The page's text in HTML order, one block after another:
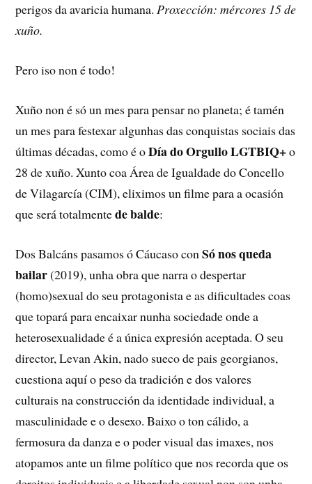
perigos da avaricia humana.Proxección: mércores 15 de
xuño.
Pero iso non é todo!
Xuño non é só un mes para pensar no planeta; é tamén
un mes para festexar algunhas das conquistas sociais das
últimas décadas, como é oDía do Orgullo LGTBIQ+o
28 de xuño. Xunto coa Área de Igualdade do Concello
de Vilagarcía (CIM), eliximos un filme para a ocasión
que será totalmentede balde:
Dos Balcáns pasamos ó Cáucaso conSó nos queda
bailar(2019), unha obra que narra o despertar
(homo)sexual do seu protagonista e as dificultades coas
que topará para encaixar nunha sociedade onde a
heterosexualidade é a única expresión aceptada. O seu
director, Levan Akin, nado sueco de pais georgianos,
cuestiona aquí o peso da tradición e dos valores
culturais na construcción da identidade individual, a
masculinidade e o desexo. Baixo o ton cálido, a
fermosura da danza e o poder visual das imaxes, nos
atopamos ante un filme político que nos recorda que os